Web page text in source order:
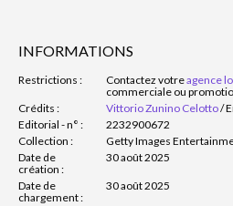
INFORMATIONS
Restrictions : Contactez votreagence
commerciale ou
Crédits :
Vittorio Zunino Celotto/
Editorial - n° :
2232900672
Collection :
Getty Images
Date de
création :
30 août 2025
Date de
chargement :
30 août 2025